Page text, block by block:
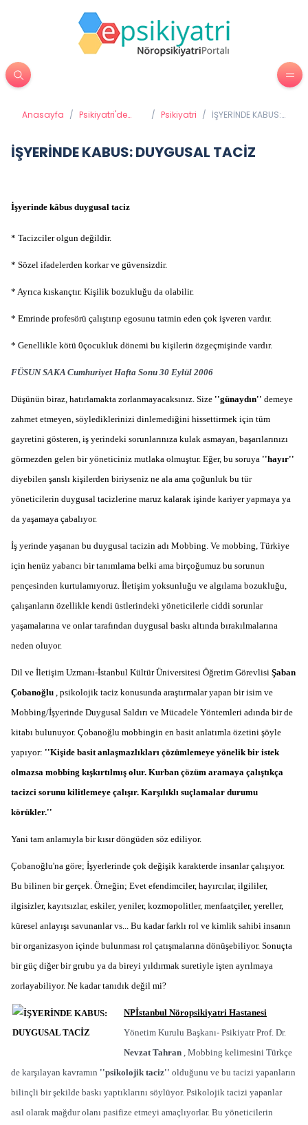
Anasayfa / Psikiyatri'de
/ Psikiyatri / İŞYERİNDE KABUS:
İŞYERİNDE KABUS: DUYGUSAL TACİZ
İşyerinde kâbus duygusal taciz
* Tacizciler olgun değildir.
* Sözel ifadelerden korkar ve güvensizdir.
* Ayrıca kıskançtır. Kişilik bozukluğu da olabilir.
* Emrinde profesörü çalıştırıp egosunu tatmin eden çok işveren vardır.
* Genellikle kötü 0çocukluk dönemi bu kişilerin özgeçmişinde vardır.
FÜSUN SAKA Cumhuriyet Hafta Sonu 30 Eylül 2006
Düşünün biraz, hatırlamakta zorlanmayacaksınız. Size ''günaydın'' demeye
zahmet etmeyen, söylediklerinizi dinlemediğini hissettirmek için tüm
gayretini gösteren, iş yerindeki sorunlarınıza kulak asmayan, başarılarınızı
görmezden gelen bir yöneticiniz mutlaka olmuştur. Eğer, bu soruya ''hayır''
diyebilen şanslı kişilerden biriyseniz ne ala ama çoğunluk bu tür
yöneticilerin duygusal tacizlerine maruz kalarak işinde kariyer yapmaya ya
da yaşamaya çabalıyor.
İş yerinde yaşanan bu duygusal tacizin adı Mobbing. Ve mobbing, Türkiye
için henüz yabancı bir tanımlama belki ama birçoğumuz bu sorunun
pençesinden kurtulamıyoruz. İletişim yoksunluğu ve algılama bozukluğu,
çalışanların özellikle kendi üstlerindeki yöneticilerle ciddi sorunlar
yaşamalarına ve onlar tarafından duygusal baskı altında bırakılmalarına
neden oluyor.
Dil ve İletişim Uzmanı-İstanbul Kültür Üniversitesi Öğretim Görevlisi Şaban
Çobanoğlu , psikolojik taciz konusunda araştırmalar yapan bir isim ve
Mobbing/İşyerinde Duygusal Saldırı ve Mücadele Yöntemleri adında bir de
kitabı bulunuyor. Çobanoğlu mobbingin en basit anlatımla özetini şöyle
yapıyor: ''Kişide basit anlaşmazlıkları çözümlemeye yönelik bir istek
olmazsa mobbing kışkırtılmış olur. Kurban çözüm aramaya çalıştıkça
tacizci sorunu kilitlemeye çalışır. Karşılıklı suçlamalar durumu
körükler.''
Yani tam anlamıyla bir kısır döngüden söz ediliyor.
Çobanoğlu'na göre; İşyerlerinde çok değişik karakterde insanlar çalışıyor.
Bu bilinen bir gerçek. Örneğin; Evet efendimciler, hayırcılar, ilgililer,
ilgisizler, kayıtsızlar, eskiler, yeniler, kozmopolitler, menfaatçiler, yereller,
küresel anlayışı savunanlar vs... Bu kadar farklı rol ve kimlik sahibi insanın
bir organizasyon içinde bulunması rol çatışmalarına dönüşebiliyor. Sonuçta
bir güç diğer bir grubu ya da bireyi yıldırmak suretiyle işten ayrılmaya
zorlayabiliyor. Ne kadar tanıdık değil mi?
NPİstanbul Nöropsikiyatri Hastanesi
Yönetim Kurulu Başkanı- Psikiyatr Prof. Dr.
Nevzat Tahran , Mobbing kelimesini Türkçe
de karşılayan kavramın ''psikolojik taciz'' olduğunu ve bu tacizi yapanların
bilinçli bir şekilde baskı yaptıklarını söylüyor. Psikolojik tacizi yapanlar
asıl olarak mağdur olanı pasifize etmeyi amaçlıyorlar. Bu yöneticilerin